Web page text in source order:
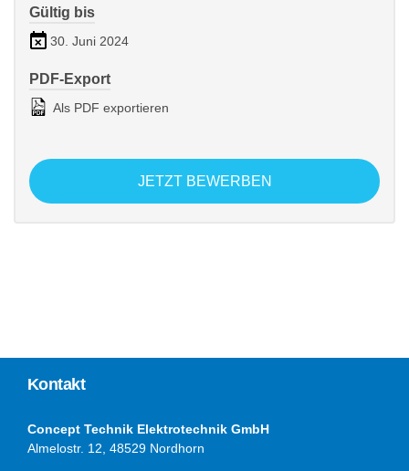
Gültig bis
30. Juni 2024
PDF-Export
Als PDF exportieren
JETZT BEWERBEN
Kontakt
Concept Technik Elektrotechnik GmbH
Almelostr. 12, 48529 Nordhorn